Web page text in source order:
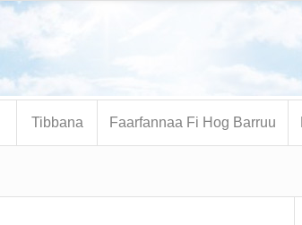
Tibbana Faarfannaa Fi Hog Barruu